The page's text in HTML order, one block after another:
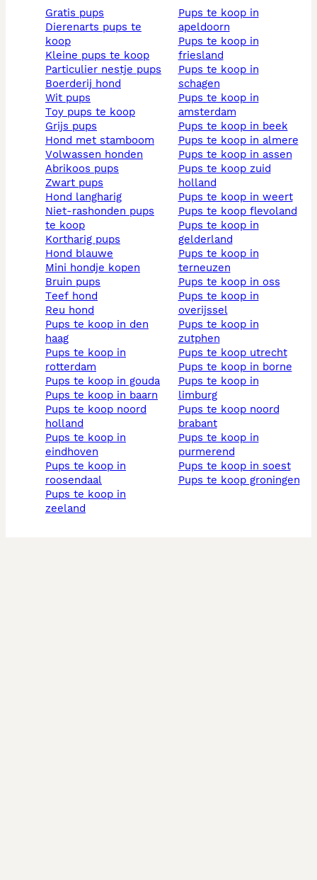
gratis pups
dierenarts pups te
koop
kleine pups te koop
particulier nestje pups
boerderij hond
wit pups
toy pups te koop
grijs pups
hond met stamboom
volwassen honden
abrikoos pups
zwart pups
hond langharig
niet-rashonden pups
te koop
kortharig pups
hond blauwe
mini hondje kopen
bruin pups
teef hond
reu hond
pups te koop in den
haag
pups te koop in
rotterdam
pups te koop in gouda
pups te koop in baarn
pups te koop noord
holland
pups te koop in
eindhoven
pups te koop in
roosendaal
pups te koop in
zeeland
pups te koop in
apeldoorn
pups te koop in
friesland
pups te koop in
schagen
pups te koop in
amsterdam
pups te koop in beek
pups te koop in almere
pups te koop in assen
pups te koop zuid
holland
pups te koop in weert
pups te koop flevoland
pups te koop in
gelderland
pups te koop in
terneuzen
pups te koop in oss
pups te koop in
overijssel
pups te koop in
zutphen
pups te koop utrecht
pups te koop in borne
pups te koop in
limburg
pups te koop noord
brabant
pups te koop in
purmerend
pups te koop in soest
pups te koop groningen